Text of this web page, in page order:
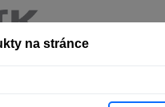
na stránce